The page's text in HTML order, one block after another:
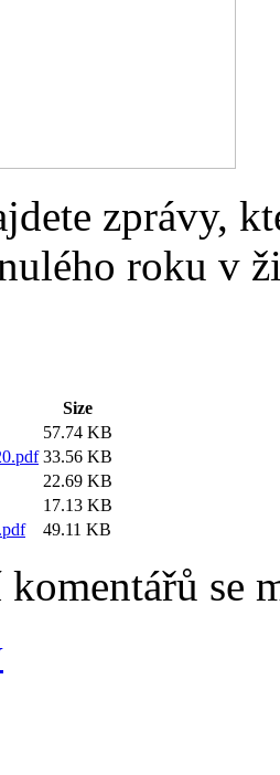
zprávy,
roku v
Size
57.74 KB
33.56 KB
22.69 KB
17.13 KB
49.11 KB
komentářů se